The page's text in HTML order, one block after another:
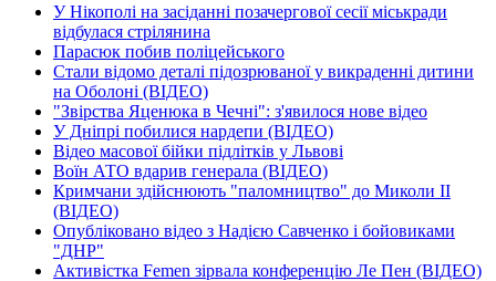
У Нікополі на засіданні позачергової сесії міськради
відбулася стрілянина
Парасюк побив поліцейського
Стали відомо деталі підозрюваної у викраденні дитини
на Оболоні (ВІДЕО)
"Звірства Яценюка в Чечні": з'явилося нове відео
У Дніпрі побилися нардепи (ВІДЕО)
Відео масової бійки підлітків у Львові
Воїн АТО вдарив генерала (ВІДЕО)
Кримчани здійснюють "паломництво" до Миколи ІІ
(ВІДЕО)
Опубліковано відео з Надією Савченко і бойовиками
"ДНР"
Активістка Femen зірвала конференцію Ле Пен (ВІДЕО)